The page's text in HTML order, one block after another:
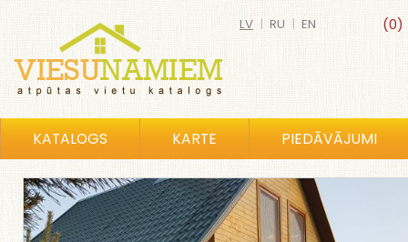
(0)
LV | RU | EN
KATALOGS KARTE PIEDĀVĀJUMI